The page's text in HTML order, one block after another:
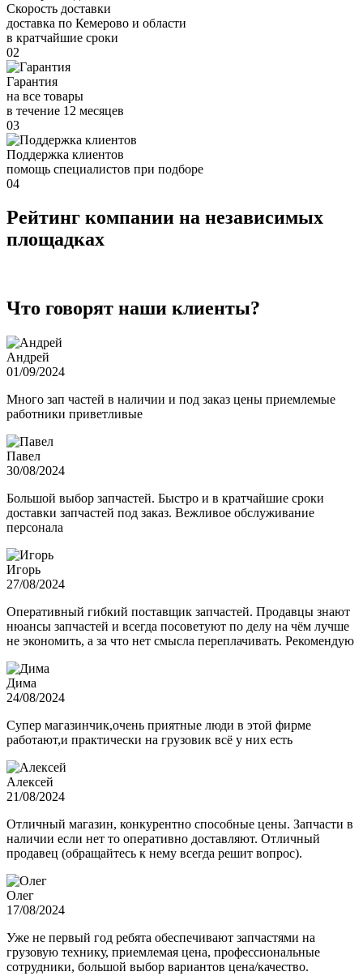
Скорость доставки
доставка по Кемерово и области
в кратчайшие сроки
02
Гарантия
на все товары
в течение 12 месяцев
03
Поддержка клиентов
помощь специалистов при подборе
04
Рейтинг компании на независимых
площадках
Что говорят наши клиенты?
Андрей
01/09/2024
Много зап частей в наличии и под заказ цены приемлемые
работники приветливые
Павел
30/08/2024
Большой выбор запчастей. Быстро и в кратчайшие сроки
доставки запчастей под заказ. Вежливое обслуживание
персонала
Игорь
27/08/2024
Оперативный гибкий поставщик запчастей. Продавцы знают
нюансы запчастей и всегда посоветуют по делу на чём лучше
не экономить, а за что нет смысла переплачивать. Рекомендую
Дима
24/08/2024
Супер магазинчик,очень приятные люди в этой фирме
работают,и практически на грузовик всё у них есть
Алексей
21/08/2024
Отличный магазин, конкурентно способные цены. Запчасти в
наличии если нет то оперативно доставляют. Отличный
продавец (обращайтесь к нему всегда решит вопрос).
Олег
17/08/2024
Уже не первый год ребята обеспечивают запчастями на
грузовую технику, приемлемая цена, профессиональные
сотрудники, большой выбор вариантов цена/качество.